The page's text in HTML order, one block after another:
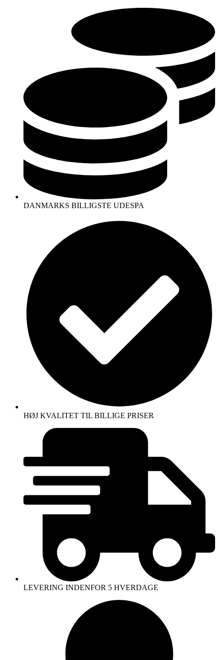
DANMARKS BILLIGSTE UDESPA
HØJ KVALITET TIL BILLIGE PRISER
LEVERING INDENFOR 5 HVERDAGE